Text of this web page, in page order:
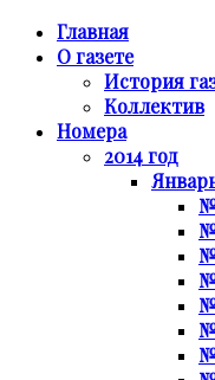
Главная
О газете
История
Коллектив
Номера
2014 год
№
№
№
№
№
№
№